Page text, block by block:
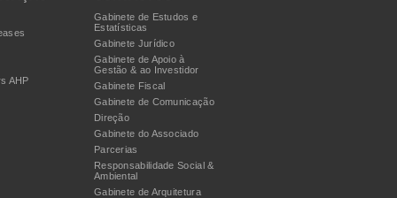
AHP
Gabinete de Estudos e
Estatísticas
Gabinete Jurídico
Gabinete de Apoio à
Gestão & ao Investidor
Gabinete Fiscal
Gabinete de Comunicação
Direção
Gabinete do Associado
Parcerias
Responsabilidade Social &
Ambiental
Gabinete de Arquitetura